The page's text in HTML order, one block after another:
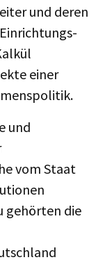
und deren
einer
und
vom Staat
gehörten die